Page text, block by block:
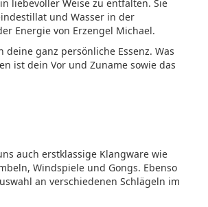
liebevoller Weise zu entfalten. Sie
und Wasser in der
Energie von Erzengel Michael.
deine ganz persönliche Essenz. Was
ist dein Vor und Zuname sowie das
auch erstklassige Klangware wie
Windspiele und Gongs. Ebenso
an verschiedenen Schlägeln im